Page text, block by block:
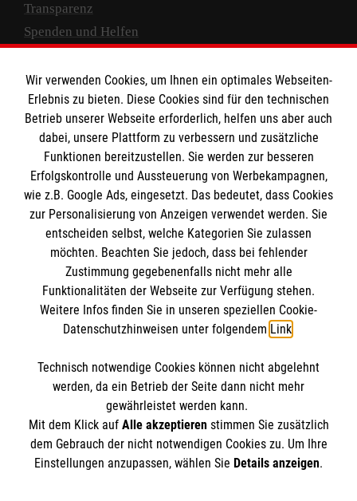
Transparenz
Spenden und Helfen
Empfänger: Malteser Hilfsdienst e.V.
IBAN: DE10 3706 0120 1201 2000 12
BIC: GENODED 1PA7
Newsletter abonnieren
Cookies verwalten|AGB|Impressum|Datenschutz
Barrierefreiheit |Kontakt| Sharepoint|Mediathek
Wir verwenden Cookies, um Ihnen ein optimales Webseiten-
Erlebnis zu bieten. Diese Cookies sind für den technischen
Betrieb unserer Webseite erforderlich, helfen uns aber auch
dabei, unsere Plattform zu verbessern und zusätzliche
Funktionen bereitzustellen. Sie werden zur besseren
Erfolgskontrolle und Aussteuerung von Werbekampagnen,
wie z.B. Google Ads, eingesetzt. Das bedeutet, dass Cookies
zur Personalisierung von Anzeigen verwendet werden. Sie
entscheiden selbst, welche Kategorien Sie zulassen
möchten. Beachten Sie jedoch, dass bei fehlender
Zustimmung gegebenenfalls nicht mehr alle
Funktionalitäten der Webseite zur Verfügung stehen.
Weitere Infos finden Sie in unseren speziellen Cookie-
Datenschutzhinweisen unter folgendem Link.
Technisch notwendige Cookies können nicht abgelehnt
werden, da ein Betrieb der Seite dann nicht mehr
gewährleistet werden kann.
Mit dem Klick auf Alle akzeptierenstimmen Sie zusätzlich
dem Gebrauch der nicht notwendigen Cookies zu. Um Ihre
Einstellungen anzupassen, wählen Sie Details anzeigen.